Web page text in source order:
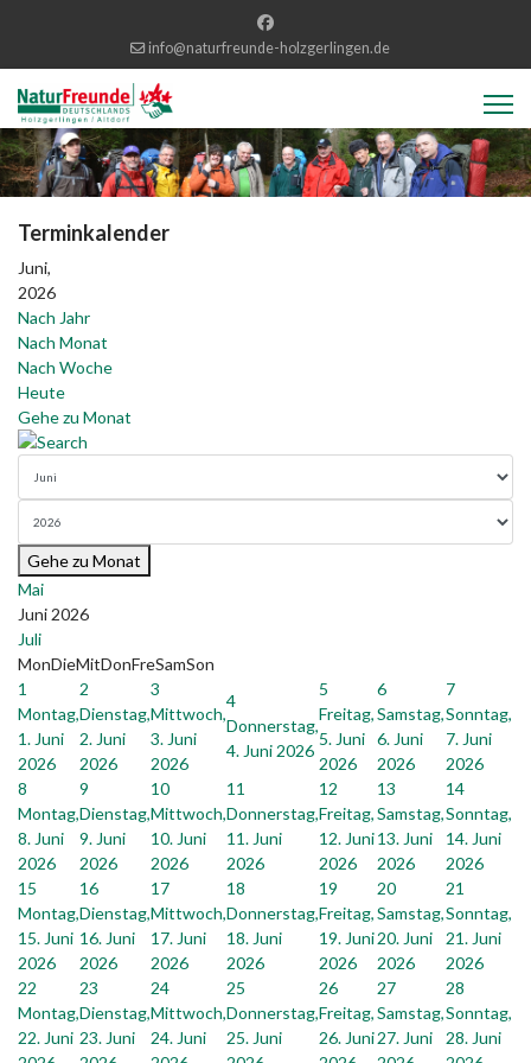
info@naturfreunde-holzgerlingen.de
Terminkalender
Juni,
2026
Nach Jahr
Nach Monat
Nach Woche
Heute
Gehe zu Monat
Gehe zu Monat
Mai
Juni 2026
Juli
MonDieMitDonFreSamSon
1
Montag,
1. Juni
2026
2
Dienstag,
2. Juni
2026
3
Mittwoch,
3. Juni
2026
4
Donnerstag,
4. Juni 2026
5
Freitag,
5. Juni
2026
6
Samstag,
6. Juni
2026
7
Sonntag,
7. Juni
2026
8
Montag,
8. Juni
2026
9
Dienstag,
9. Juni
2026
10
Mittwoch,
10. Juni
2026
11
Donnerstag,
11. Juni
2026
12
Freitag,
12. Juni
2026
13
Samstag,
13. Juni
2026
14
Sonntag,
14. Juni
2026
15
Montag,
15. Juni
2026
16
Dienstag,
16. Juni
2026
17
Mittwoch,
17. Juni
2026
18
Donnerstag,
18. Juni
2026
19
Freitag,
19. Juni
2026
20
Samstag,
20. Juni
2026
21
Sonntag,
21. Juni
2026
22
Montag,
22. Juni
23
Dienstag,
23. Juni
24
Mittwoch,
24. Juni
25
Donnerstag,
25. Juni
26
Freitag,
26. Juni
27
Samstag,
27. Juni
28
Sonntag,
28. Juni